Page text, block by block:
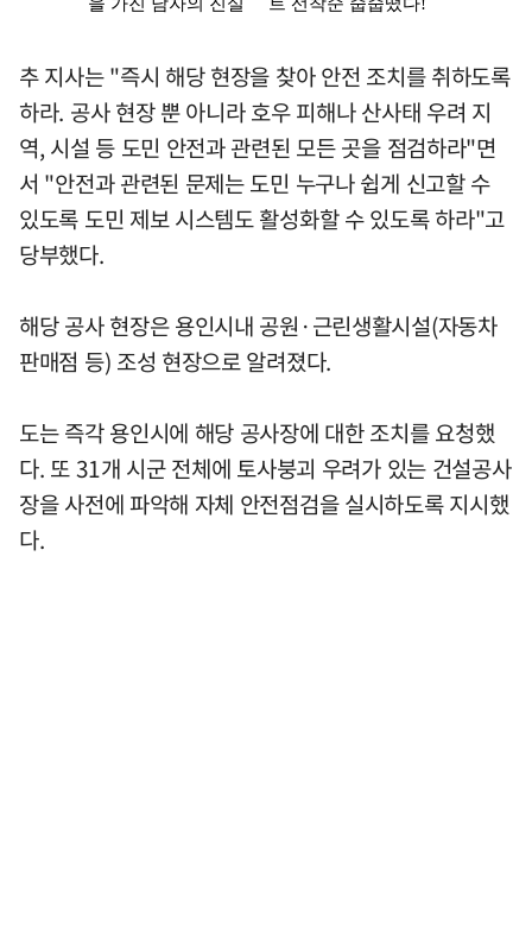
추 지사는 "즉시 해당 현장을 찾아 안전 조치를 취하도록
하라. 공사 현장 뿐 아니라 호우 피해나 산사태 우려 지
역, 시설 등 도민 안전과 관련된 모든 곳을 점검하라"면
서 "안전과 관련된 문제는 도민 누구나 쉽게 신고할 수
있도록 도민 제보 시스템도 활성화할 수 있도록 하라"고
당부했다.
해당 공사 현장은 용인시내 공원·근린생활시설(자동차
판매점 등) 조성 현장으로 알려졌다.
도는 즉각 용인시에 해당 공사장에 대한 조치를 요청했
다. 또 31개 시군 전체에 토사붕괴 우려가 있는 건설공사
장을 사전에 파악해 자체 안전점검을 실시하도록 지시했
다.